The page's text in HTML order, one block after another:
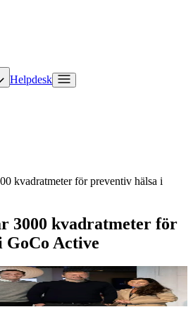
Helpdesk
kvadratmeter för preventiv hälsa i
3000 kvadratmeter för
GoCo Active